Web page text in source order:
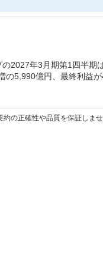
2027年3月期第1四半期
の5,990億円、最終利益
受け、通期純利益予想は
の正確性や品質を保証しませ